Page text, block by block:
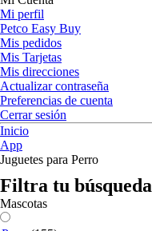
Mi perfil
Petco Easy Buy
Mis pedidos
Mis Tarjetas
Mis direcciones
Actualizar contraseña
Preferencias de cuenta
Cerrar sesión
Inicio
App
Juguetes para Perro
Filtra tu búsqueda
Mascotas